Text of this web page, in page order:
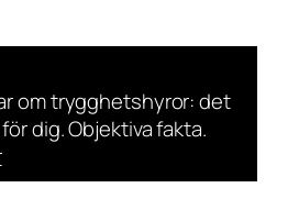
om trygghetshyror: det
dig. Objektiva fakta.